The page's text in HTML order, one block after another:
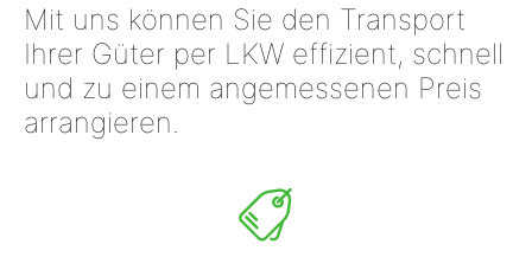
Mit uns können Sie den Transport
Ihrer Güter per LKW effizient, schnell
und zu einem angemessenen Preis
arrangieren.